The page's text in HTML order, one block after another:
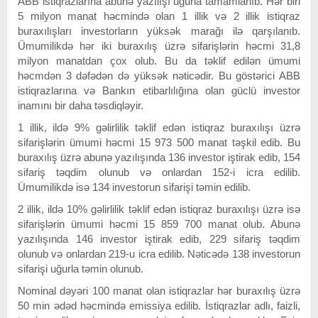
5 milyon manat həcmində olan 1 illik və 2 illik istiqraz
buraxılışları investorların yüksək marağı ilə qarşılanıb.
Ümumilikdə hər iki buraxılış üzrə sifarişlərin həcmi 31,8
milyon manatdan çox olub. Bu da təklif edilən ümumi
həcmdən 3 dəfədən də yüksək nəticədir. Bu göstərici ABB
istiqrazlarına və Bankın etibarlılığına olan güclü investor
inamını bir daha təsdiqləyir.
1 illik, ildə 9% gəlirlilik təklif edən istiqraz buraxılışı üzrə
sifarişlərin ümumi həcmi 15 973 500 manat təşkil edib. Bu
buraxılış üzrə abunə yazılışında 136 investor iştirak edib, 154
sifariş təqdim olunub və onlardan 152-i icra edilib.
Ümumilikdə isə 134 investorun sifarişi təmin edilib.
2 illik, ildə 10% gəlirlilik təklif edən istiqraz buraxılışı üzrə isə
sifarişlərin ümumi həcmi 15 859 700 manat olub. Abunə
yazılışında 146 investor iştirak edib, 229 sifariş təqdim
olunub və onlardan 219-u icra edilib. Nəticədə 138 investorun
sifarişi uğurla təmin olunub.
Nominal dəyəri 100 manat olan istiqrazlar hər buraxılış üzrə
50 min ədəd həcmində emissiya edilib. İstiqrazlar adlı, faizli,